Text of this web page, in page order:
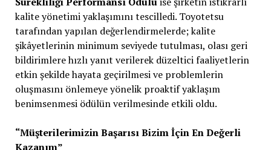
kalite yönetimi yaklaşımını tescilledi. Toyotetsu
tarafından yapılan değerlendirmelerde; kalite
şikâyetlerinin minimum seviyede tutulması, olası geri
bildirimlere hızlı yanıt verilerek düzeltici faaliyetlerin
etkin şekilde hayata geçirilmesi ve problemlerin
oluşmasını önlemeye yönelik proaktif yaklaşım
benimsenmesi ödülün verilmesinde etkili oldu.
“Müşterilerimizin Başarısı Bizim İçin En Değerli
Kazanım”